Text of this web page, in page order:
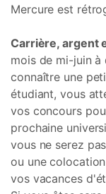
Mercure est
Carrière, argent
mois de mi-juin
connaître une
étudiant, vous
vos concours
prochaine
vous ne serez
ou une
vos vacances